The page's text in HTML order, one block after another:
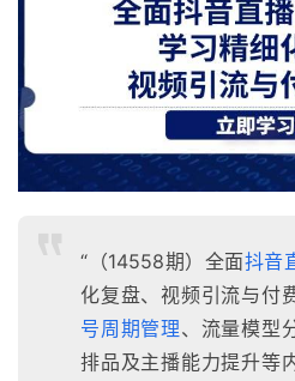
“（14558期）全面抖音
化复盘、视频引流与付
号周期管理、流量模型
排品及主播能力提升等